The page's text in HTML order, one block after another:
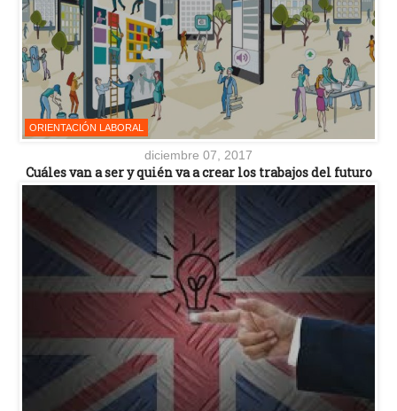
ORIENTACIÓN LABORAL
diciembre 07, 2017
Cuáles van a ser y quién va a crear los trabajos del futuro